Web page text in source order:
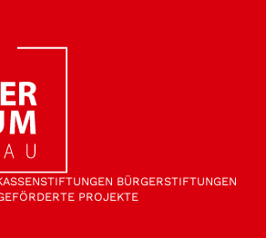
BÜRGER­STIFTUNGEN
PROJEKTE